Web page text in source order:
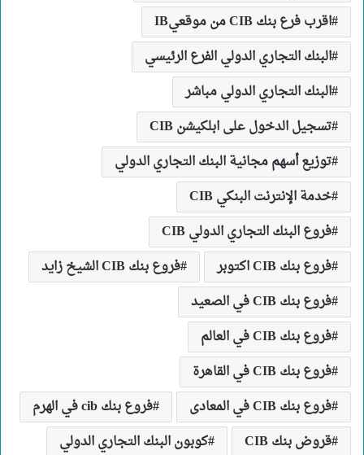
اقرب فرع بنك CIB من موقعيIB
البنك التجاري الدولي الفرع الرئيسي
البنك التجاري الدولي مباشر
تسجيل الدخول على ابلكيشن CIB
توزيع أسهم مجانية البنك التجاري الدولي
خدمة الإنترنت البنكي CIB
فروع البنك التجاري الدولي CIB
فروع بنك CIB اكتوبر
فروع بنك CIB الشيخ زايد
فروع بنك CIB في الصعيد
فروع بنك CIB في العالم
فروع بنك CIB في القاهرة
فروع بنك CIB في المعادى
فروع بنك cib في الهرم
قروض بنك CIB
كوبون البنك التجاري الدولي